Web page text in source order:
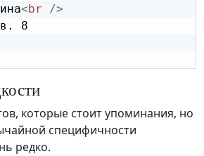
< br
/>
которые стоит упоминания, но
специфичности
редко.